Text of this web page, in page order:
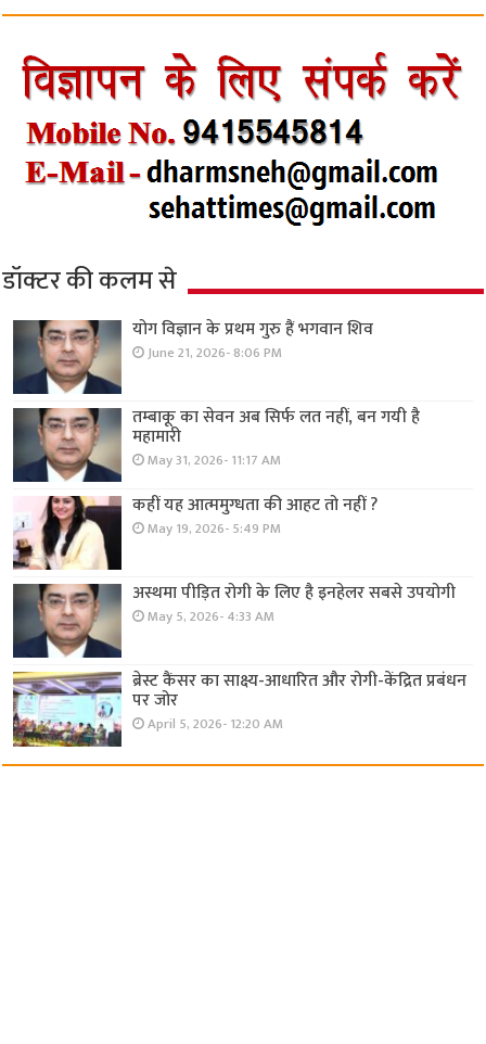
डॉक्टर की कलम से
योग विज्ञान के प्रथम गुरु हैं भगवान शिव
June 21, 2026- 8:06 PM
तम्बाकू का सेवन अब सिर्फ लत नहीं, बन गयी है
महामारी
May 31, 2026- 11:17 AM
कहीं यह आत्ममुग्धता की आहट तो नहीं ?
May 19, 2026- 5:49 PM
अस्थमा पीड़ित रोगी के लिए है इनहेलर सबसे उपयोगी
May 5, 2026- 4:33 AM
ब्रेस्ट कैंसर का साक्ष्य-आधारित और रोगी-केंद्रित प्रबंधन
पर जोर
April 5, 2026- 12:20 AM